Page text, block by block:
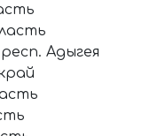
Адыгея